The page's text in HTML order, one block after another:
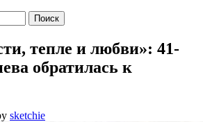
тепле и любви»: 41-
обратилась к
sketchie